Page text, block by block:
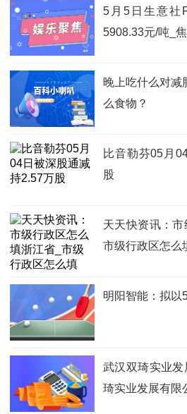
5月5日生意社
5908.33元/吨_
晚上吃什么对减
么食物？
比音勒芬05月
股
天天快资讯：市
市级行政区怎么
明阳智能：拟以
武汉双琦实业
琦实业发展有限